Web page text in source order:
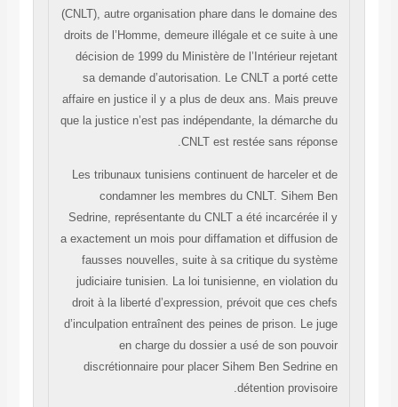
(CNLT), autre organisation phare dans le domaine des
droits de l’Homme, demeure illégale et ce suite à une
décision de 1999 du Ministère de l’Intérieur rejetant
sa demande d’autorisation. Le CNLT a porté cette
affaire en justice il y a plus de deux ans. Mais preuve
que la justice n’est pas indépendante, la démarche du
CNLT est restée sans réponse.
Les tribunaux tunisiens continuent de harceler et de
condamner les membres du CNLT. Sihem Ben
Sedrine, représentante du CNLT a été incarcérée il y
a exactement un mois pour diffamation et diffusion de
fausses nouvelles, suite à sa critique du système
judiciaire tunisien. La loi tunisienne, en violation du
droit à la liberté d’expression, prévoit que ces chefs
d’inculpation entraînent des peines de prison. Le juge
en charge du dossier a usé de son pouvoir
discrétionnaire pour placer Sihem Ben Sedrine en
détention provisoire.